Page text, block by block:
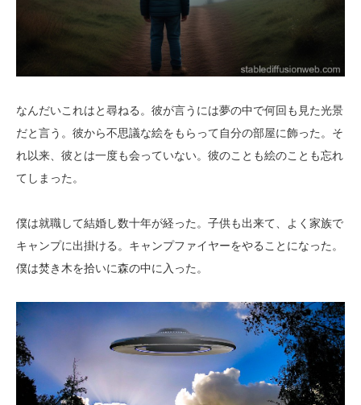
なんだいこれはと尋ねる。彼が言うには夢の中で何回も見た光景
だと言う。彼から不思議な絵をもらって自分の部屋に飾った。そ
れ以来、彼とは一度も会っていない。彼のことも絵のことも忘れ
てしまった。
僕は就職して結婚し数十年が経った。子供も出来て、よく家族で
キャンプに出掛ける。キャンプファイヤーをやることになった。
僕は焚き木を拾いに森の中に入った。